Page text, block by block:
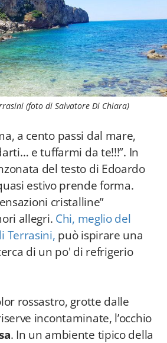
(foto di Salvatore Di Chiara)
a cento passi dal mare,
e tuffarmi da te!!!”. In
del testo di Edoardo
estivo prende forma.
cristalline”
allegri. Chi, meglio del
Terrasini, può ispirare una
di un po' di refrigerio
rossastro, grotte dalle
incontaminate, l’occhio
. In un ambiente tipico della